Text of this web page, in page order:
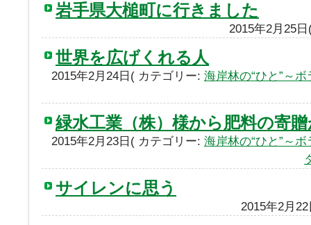
岩手県大槌町に行きました
2015年2月25
世界を広げくれる人
2015年2月24日( カテゴリー: 海岸林の“ひと”～
緑水工業（株）様から肥料の寄
2015年2月23日( カテゴリー: 海岸林の“ひと”～
サイレンに思う
2015年2月